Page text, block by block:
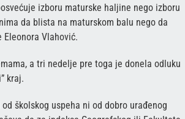
izboru maturske haljine nego izboru
da blista na maturskom balu nego da
Vlahović.
a tri nedelje pre toga je donela odluku
kraj.
školskog uspeha ni od dobro urađenog